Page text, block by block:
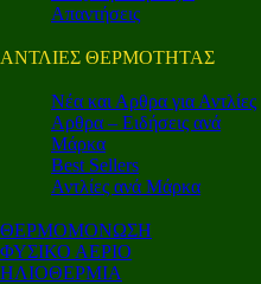
Απαντήσεις
ΑΝΤΛΙΕΣ ΘΕΡΜΟΤΗΤΑΣ
Nέα και Αρθρα για Αντλίες
Αρθρα – Ειδήσεις ανά
Μάρκα
Best Sellers
Αντλίες ανά Μάρκα
ΘΕΡΜΟΜΟΝΩΣΗ
ΦΥΣΙΚΟ ΑΕΡΙΟ
ΗΛΙΟΘΕΡΜΙΑ